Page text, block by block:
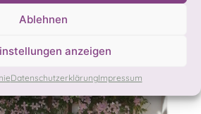
Ablehnen
anzeigen
DatenschutzerklärungImpressum